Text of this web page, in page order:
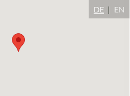
DE EN